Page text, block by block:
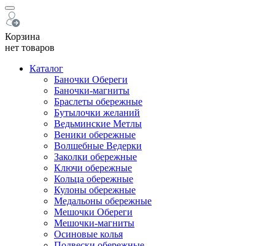
Корзина
нет товаров
Каталог
Баночки Обереги
Баночки-магниты
Браслеты обережные
Бутылочки желаний
Ведьминские Метлы
Веники обережные
Волшебные Ведерки
Заколки обережные
Ключи обережные
Кольца обережные
Кулоны обережные
Медальоны обережные
Мешочки Обереги
Мешочки-магниты
Осиновые колья